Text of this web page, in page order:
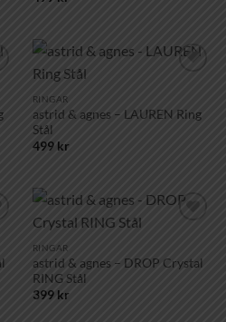
RINGAR
astrid & agnes – LAUREN Ring
Stål
499 kr
RINGAR
astrid & agnes – DROP Crystal
RING Stål
399 kr